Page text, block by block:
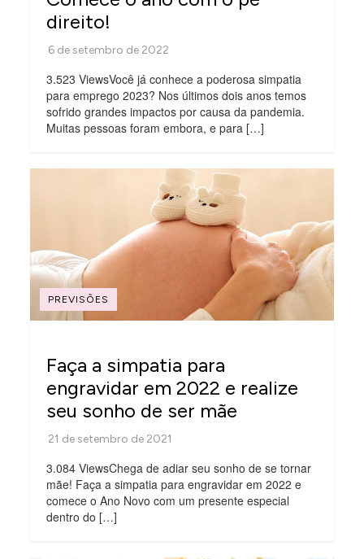
direito!
3.523 ViewsVocê já conhece a poderosa simpatia
para emprego 2023? Nos últimos dois anos temos
sofrido grandes impactos por causa da pandemia.
Muitas pessoas foram embora, e para […]
PREVISÕES
Faça a simpatia para
engravidar em 2022 e realize
seu sonho de ser mãe
3.084 ViewsChega de adiar seu sonho de se tornar
mãe! Faça a simpatia para engravidar em 2022 e
comece o Ano Novo com um presente especial
dentro do […]